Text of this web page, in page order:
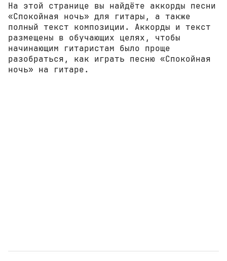
На этой странице вы найдёте аккорды песни
«Спокойная ночь» для гитары, а также
полный текст композиции. Аккорды и текст
размещены в обучающих целях, чтобы
начинающим гитаристам было проще
разобраться, как играть песню «Спокойная
ночь» на гитаре.